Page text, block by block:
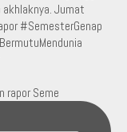
rapor Seme